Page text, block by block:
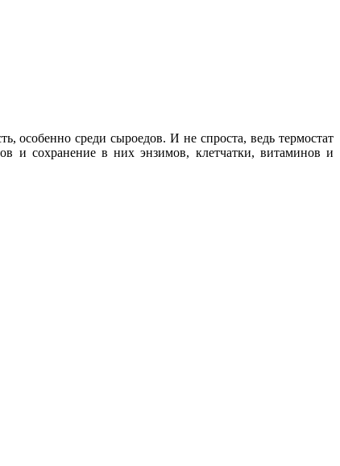
особенно среди сыроедов. И не спроста, ведь термостат
и сохранение в них энзимов, клетчатки, витаминов и